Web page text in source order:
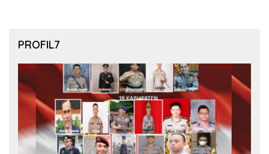
PROFIL7